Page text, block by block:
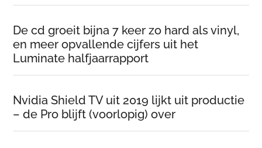
De cd groeit bijna 7 keer zo hard als vinyl,
en meer opvallende cijfers uit het
Luminate halfjaarrapport
Nvidia Shield TV uit 2019 lijkt uit productie
– de Pro blijft (voorlopig) over